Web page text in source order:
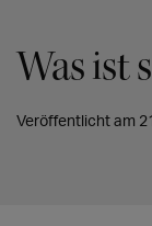
Was ist
Veröffentlicht am